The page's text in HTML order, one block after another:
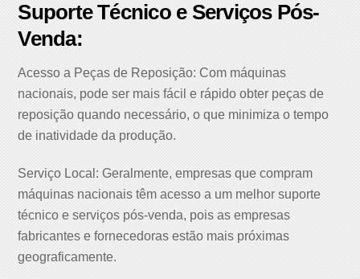
Suporte Técnico e Serviços Pós-
Venda:
Acesso a Peças de Reposição: Com máquinas
nacionais, pode ser mais fácil e rápido obter peças de
reposição quando necessário, o que minimiza o tempo
de inatividade da produção.
Serviço Local: Geralmente, empresas que compram
máquinas nacionais têm acesso a um melhor suporte
técnico e serviços pós-venda, pois as empresas
fabricantes e fornecedoras estão mais próximas
geograficamente.